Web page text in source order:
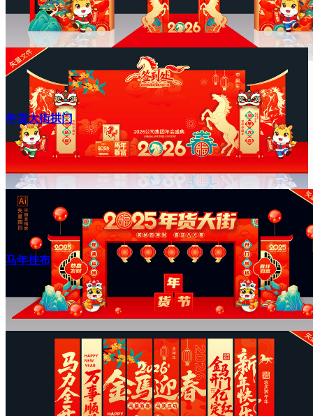
年货大街拱门
马年挂布